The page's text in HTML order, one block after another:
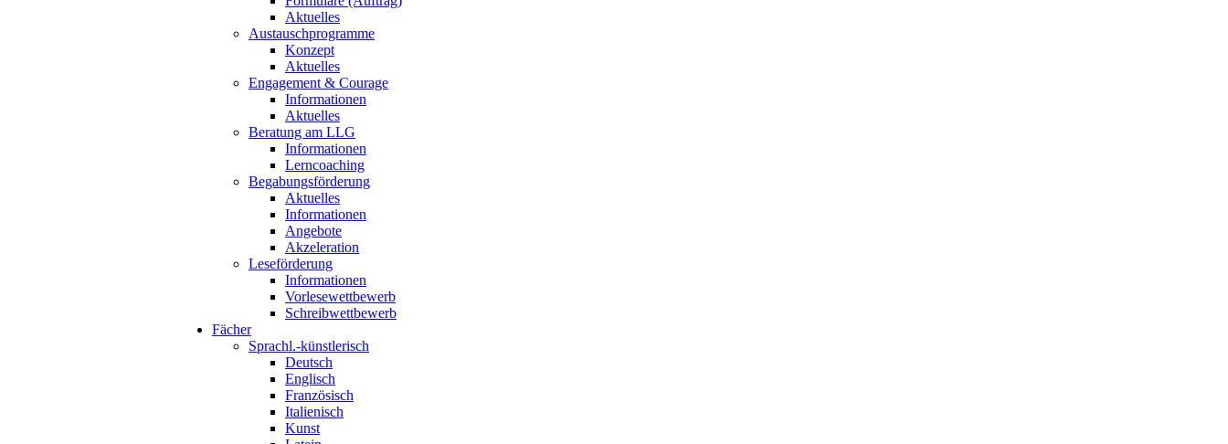
Aktuelles
Austauschprogramme
Konzept
Aktuelles
Engagement & Courage
Informationen
Aktuelles
Beratung am LLG
Informationen
Lerncoaching
Begabungsförderung
Aktuelles
Informationen
Angebote
Akzeleration
Leseförderung
Informationen
Vorlesewettbewerb
Schreibwettbewerb
Fächer
Sprachl.-künstlerisch
Deutsch
Englisch
Französisch
Italienisch
Kunst